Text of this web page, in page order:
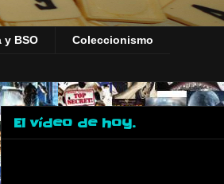
y BSO Coleccionismo
El vídeo de hoy.